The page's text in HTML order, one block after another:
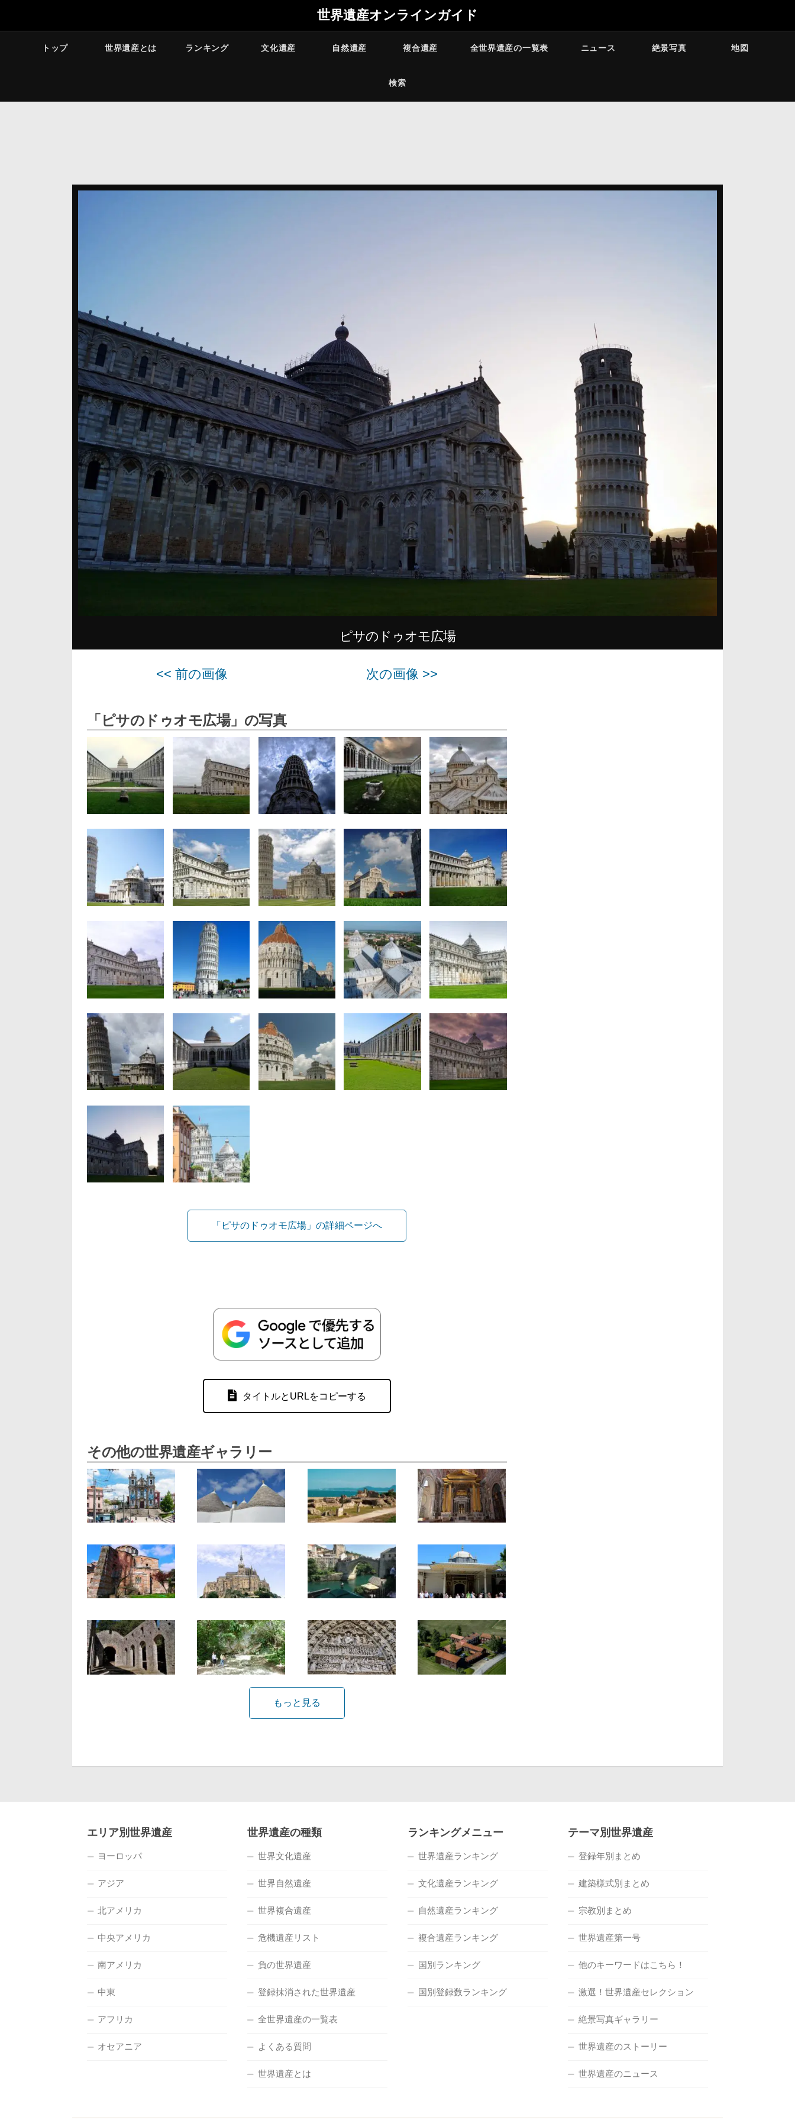
世界遺産オンラインガイド
トップ 世界遺産とは ランキング 文化遺産 自然遺産 複合遺産 全世界遺産の一覧表 ニュース 絶景写真 地図
検索
ピサのドゥオモ広場
<< 前の画像 次の画像 >>
「ピサのドゥオモ広場」の写真
「ピサのドゥオモ広場」の詳細ページへ
タイトルとURLをコピーする
その他の世界遺産ギャラリー
もっと見る
エリア別世界遺産
ヨーロッパ
アジア
北アメリカ
中央アメリカ
南アメリカ
中東
アフリカ
オセアニア
世界遺産の種類
世界文化遺産
世界自然遺産
世界複合遺産
危機遺産リスト
負の世界遺産
登録抹消された世界遺産
全世界遺産の一覧表
よくある質問
世界遺産とは
ランキングメニュー
世界遺産ランキング
文化遺産ランキング
自然遺産ランキング
複合遺産ランキング
国別ランキング
国別登録数ランキング
テーマ別世界遺産
登録年別まとめ
建築様式別まとめ
宗教別まとめ
世界遺産第一号
他のキーワードはこちら！
激選！世界遺産セレクション
絶景写真ギャラリー
世界遺産のストーリー
世界遺産のニュース